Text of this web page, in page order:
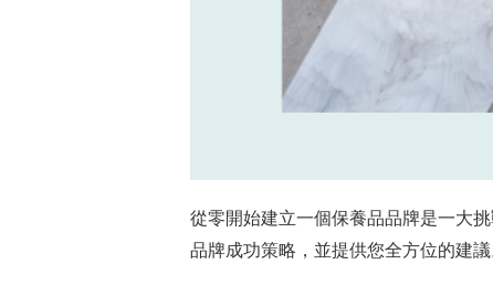
從零開始建立一個保養品品牌是一大
品牌成功策略，並提供您全方位的建議